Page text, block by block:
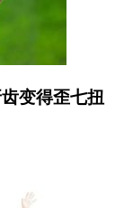
变得歪七扭